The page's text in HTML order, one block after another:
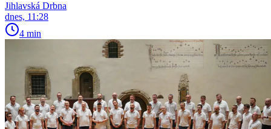
Jihlavská Drbna
dnes, 11:28
4 min